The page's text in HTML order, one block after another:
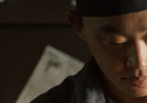
2026年5月号「“大
2026年4月号「未来
2026年3月号「